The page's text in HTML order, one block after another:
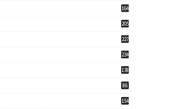
164
205
227
234
138
86
154